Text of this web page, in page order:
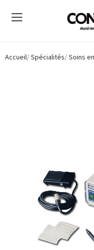
Accueil Spécialités Soins